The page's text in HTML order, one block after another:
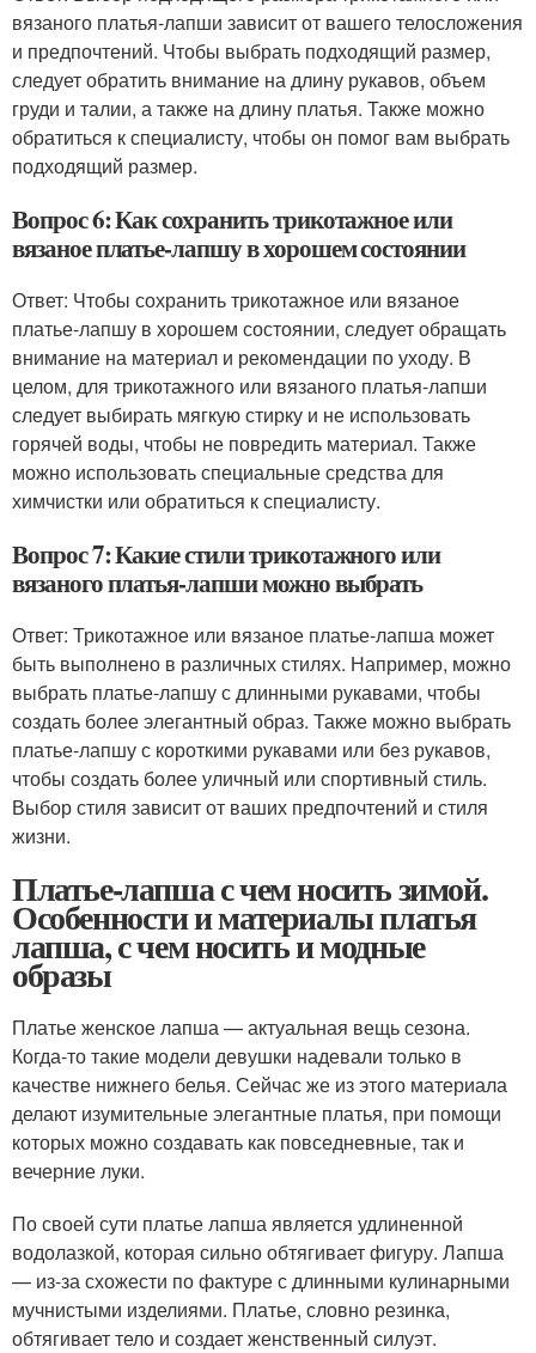
вязаного платья-лапши зависит от вашего телосложения
и предпочтений. Чтобы выбрать подходящий размер,
следует обратить внимание на длину рукавов, объем
груди и талии, а также на длину платья. Также можно
обратиться к специалисту, чтобы он помог вам выбрать
подходящий размер.
Вопрос 6: Как сохранить трикотажное или
вязаное платье-лапшу в хорошем состоянии
Ответ: Чтобы сохранить трикотажное или вязаное
платье-лапшу в хорошем состоянии, следует обращать
внимание на материал и рекомендации по уходу. В
целом, для трикотажного или вязаного платья-лапши
следует выбирать мягкую стирку и не использовать
горячей воды, чтобы не повредить материал. Также
можно использовать специальные средства для
химчистки или обратиться к специалисту.
Вопрос 7: Какие стили трикотажного или
вязаного платья-лапши можно выбрать
Ответ: Трикотажное или вязаное платье-лапша может
быть выполнено в различных стилях. Например, можно
выбрать платье-лапшу с длинными рукавами, чтобы
создать более элегантный образ. Также можно выбрать
платье-лапшу с короткими рукавами или без рукавов,
чтобы создать более уличный или спортивный стиль.
Выбор стиля зависит от ваших предпочтений и стиля
жизни.
Платье-лапша с чем носить зимой.
Особенности и материалы платья
лапша, с чем носить и модные
образы
Платье женское лапша — актуальная вещь сезона.
Когда-то такие модели девушки надевали только в
качестве нижнего белья. Сейчас же из этого материала
делают изумительные элегантные платья, при помощи
которых можно создавать как повседневные, так и
вечерние луки.
По своей сути платье лапша является удлиненной
водолазкой, которая сильно обтягивает фигуру. Лапша
— из-за схожести по фактуре с длинными кулинарными
мучнистыми изделиями. Платье, словно резинка,
обтягивает тело и создает женственный силуэт.